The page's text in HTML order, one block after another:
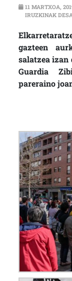
11 MARTXOA,
IRUZKINAK
gazteen
salatzea izan
Guardia
pareraino